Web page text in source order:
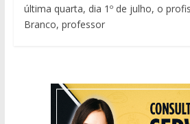
última quarta, dia 1º de julho, o
Branco, professor